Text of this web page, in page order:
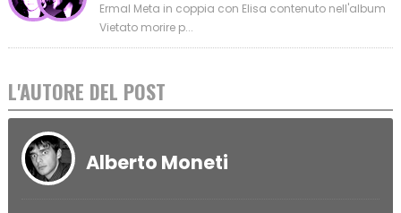
Ermal Meta in coppia con Elisa contenuto nell'album
Vietato morire p...
L'AUTORE DEL POST
Alberto Moneti